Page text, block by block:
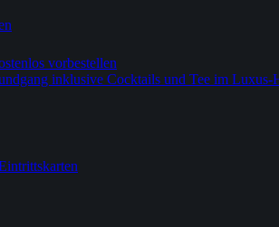
vorbestellen
inklusive Cocktails und Tee im Luxus-